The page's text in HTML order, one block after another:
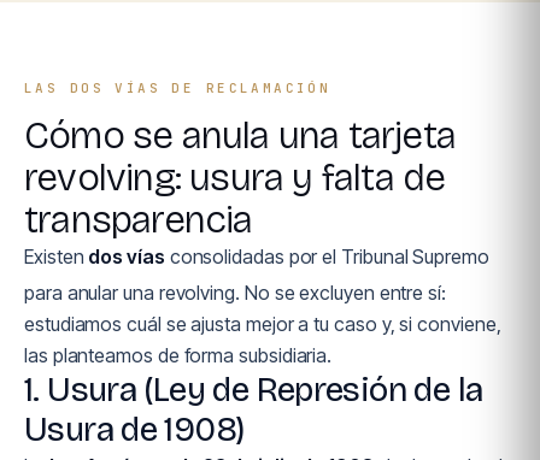
LAS DOS VÍAS DE RECLAMACIÓN
Cómo se anula una tarjeta
revolving: usura y falta de
transparencia
Existen dos vías consolidadas por el Tribunal Supremo
para anular una revolving. No se excluyen entre sí:
estudiamos cuál se ajusta mejor a tu caso y, si conviene,
las planteamos de forma subsidiaria.
1. Usura (Ley de Represión de la
Usura de 1908)